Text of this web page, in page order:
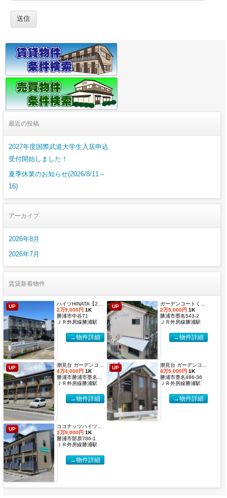
最近の投稿
2027年度国際武道大学生入居申込
受付開始しました！
夏季休業のお知らせ(2026/8/11～
16)
アーカイブ
2026年8月
2026年7月
賃貸新着物件
UP
ハイツHINATA【2027年度国際武道大学生 入居申込受付開始しました！】
2万9,000円 1K
勝浦市中谷71
ＪＲ外房線勝浦駅
→物件詳細
UP
ガーデンコートくすのき 【2027年度国際武道大学生 入居申込受付開始しました！】
2万9,000円 1K
勝浦市墨名543-2
ＪＲ外房線勝浦駅
→物件詳細
UP
潮見台 ガーデンコート２【2027年度国際武道大学生 入居申込受付開始しました！】
4万4,000円 1K
勝浦市勝浦市墨名486-32
ＪＲ外房線勝浦駅
→物件詳細
UP
潮見台 ガーデンコート【2027年度国際武道大学生 入居申込受付開始しました！】
4万5,000円 1K
勝浦市墨名486-36
ＪＲ外房線勝浦駅
→物件詳細
UP
ココナッツハイツ６【2027年度国際武道大学生 入居申込受付開始しました！】
3万8,000円 1K
勝浦市部原786-1
ＪＲ外房線勝浦駅
→物件詳細